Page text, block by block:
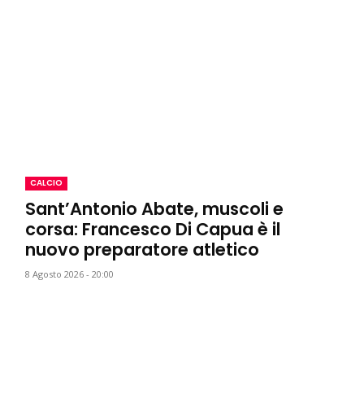
CALCIO
Sant’Antonio Abate, muscoli e
corsa: Francesco Di Capua è il
nuovo preparatore atletico
8 Agosto 2026 - 20:00